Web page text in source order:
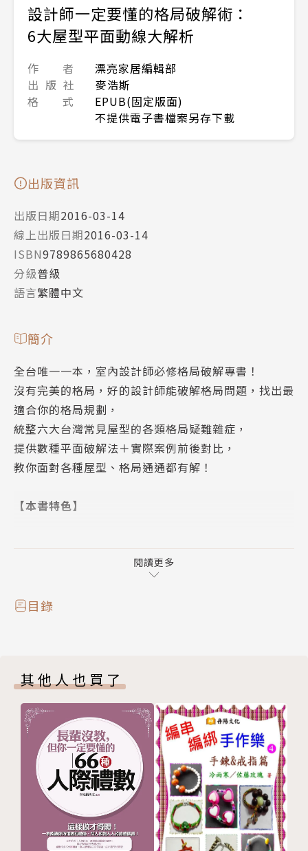
設計師一定要懂的格局破解術：
6大屋型平面動線大解析
作 者
漂亮家居編輯部
出 版 社
麥浩斯
格 式
EPUB(固定版面)
不提供電子書檔案另存下載
出版資訊
出版日期2016-03-14
線上出版日期2016-03-14
ISBN9789865680428
分級普級
語言繁體中文
簡介
全台唯一一本，室內設計師必修格局破解專書！
沒有完美的格局，好的設計師能破解格局問題，找出最
適合你的格局規劃，
統整六大台灣常見屋型的各類格局疑難雜症，
提供數種平面破解法＋實際案例前後對比，
教你面對各種屋型、格局通通都有解！
【本書特色】
層、特殊、雙拼屋型面臨到的所有格局問題。
2.每個屋型下區分空間問題再提出平面破解方式，教設
計師如何針對問題解決。
閱讀更多
目錄
其他人也買了